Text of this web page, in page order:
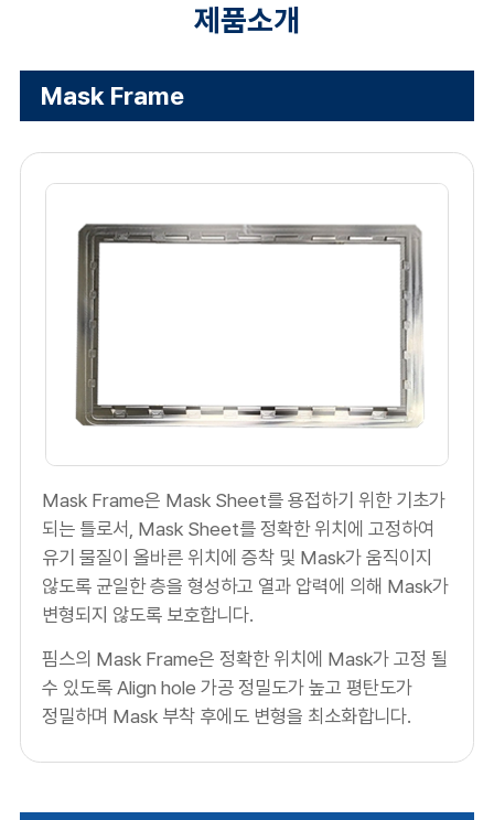
제품소개
Mask Frame
Mask Frame은 Mask Sheet를 용접하기 위한 기초가
되는 틀로서, Mask Sheet를 정확한 위치에 고정하여
유기 물질이 올바른 위치에 증착 및 Mask가 움직이지
않도록 균일한 층을 형성하고 열과 압력에 의해 Mask가
변형되지 않도록 보호합니다.
핌스의 Mask Frame은 정확한 위치에 Mask가 고정 될
수 있도록 Align hole 가공 정밀도가 높고 평탄도가
정밀하며 Mask 부착 후에도 변형을 최소화합니다.